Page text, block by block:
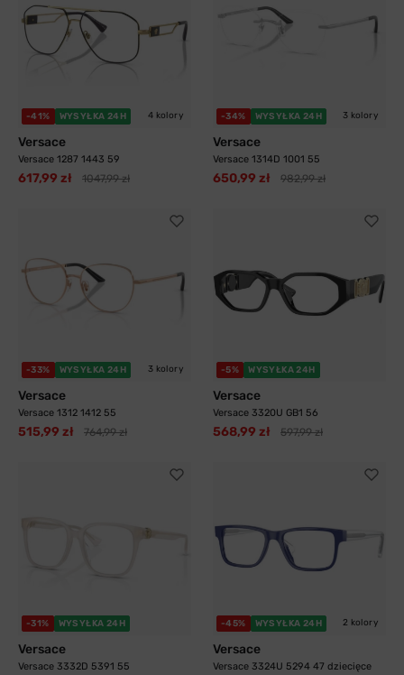
-41% WYSYŁKA 24H 4 kolory
Versace
Versace 1287 1443 59
617,99 zł 1047,99 zł
-34% WYSYŁKA 24H 3 kolory
Versace
Versace 1314D 1001 55
650,99 zł 982,99 zł
-33% WYSYŁKA 24H 3 kolory
Versace
Versace 1312 1412 55
515,99 zł 764,99 zł
-5% WYSYŁKA 24H
Versace
Versace 3320U GB1 56
568,99 zł 597,99 zł
-31% WYSYŁKA 24H
Versace
Versace 3332D 5391 55
-45% WYSYŁKA 24H 2 kolory
Versace
Versace 3324U 5294 47 dziecięce